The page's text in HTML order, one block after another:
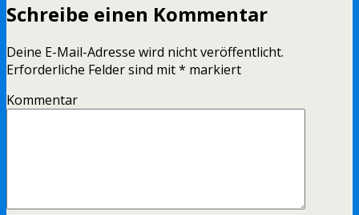
Schreibe einen Kommentar
Deine E-Mail-Adresse wird nicht veröffentlicht.
Erforderliche Felder sind mit* markiert
Kommentar